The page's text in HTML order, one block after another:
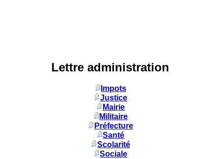
Lettre administration
Impots
Justice
Mairie
Militaire
Préfecture
Santé
Scolarité
Sociale